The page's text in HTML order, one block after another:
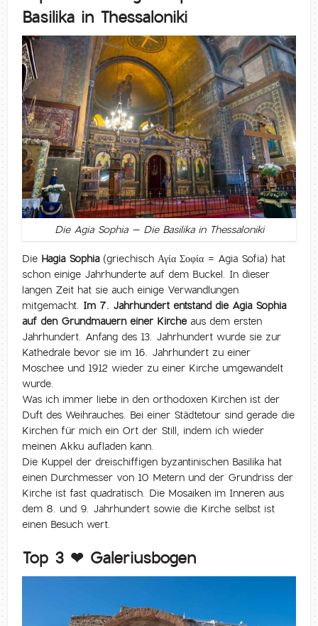
Basilika in Thessaloniki
Die Agia Sophia – Die Basilika in Thessaloniki
Die Hagia Sophia(griechisch Αγία Σοφία = Agia Sofia) hat
schon einige Jahrhunderte auf dem Buckel. In dieser
langen Zeit hat sie auch einige Verwandlungen
mitgemacht. Im 7. Jahrhundert entstand die Agia Sophia
auf den Grundmauern einer Kircheaus dem ersten
Jahrhundert. Anfang des 13. Jahrhundert wurde sie zur
Kathedrale bevor sie im 16. Jahrhundert zu einer
Moschee und 1912 wieder zu einer Kirche umgewandelt
wurde.
Was ich immer liebe in den orthodoxen Kirchen ist der
Duft des Weihrauches. Bei einer Städtetour sind gerade die
Kirchen für mich ein Ort der Still, indem ich wieder
meinen Akku aufladen kann.
Die Kuppel der dreischiffigen byzantinischen Basilika hat
einen Durchmesser von 10 Metern und der Grundriss der
Kirche ist fast quadratisch. Die Mosaiken im Inneren aus
dem 8. und 9. Jahrhundert sowie die Kirche selbst ist
einen Besuch wert.
Top 3 ❤ Galeriusbogen